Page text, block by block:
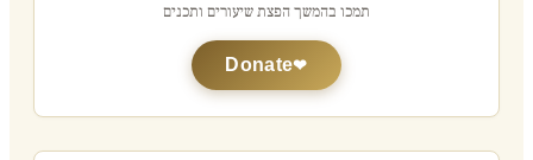
תמכו בהמשך הפצת שיעורים ותכנים
Donate